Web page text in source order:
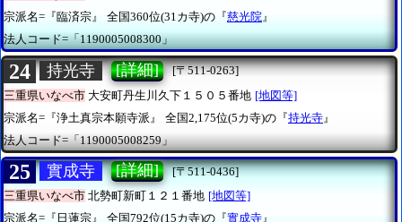
宗派名=『臨済宗』
全国360位(31カ寺)の『慈光院』
法人コード=「1190005008300」
24 持光寺 [詳細]
[〒511-0263]
三重県いなべ市 大安町丹生川久下１５０５番地 [地図等]
宗派名=『浄土真宗本願寺派』
全国2,175位(5カ寺)の『持光寺 』
法人コード=「1190005008259」
25 實成寺 [詳細]
[〒511-0436]
三重県いなべ市 北勢町新町１２１番地 [地図等]
宗派名=『日蓮宗』
全国792位(15カ寺)の『實成寺 』